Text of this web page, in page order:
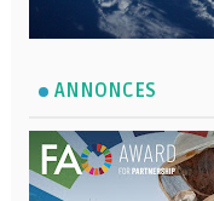
ANNONCES